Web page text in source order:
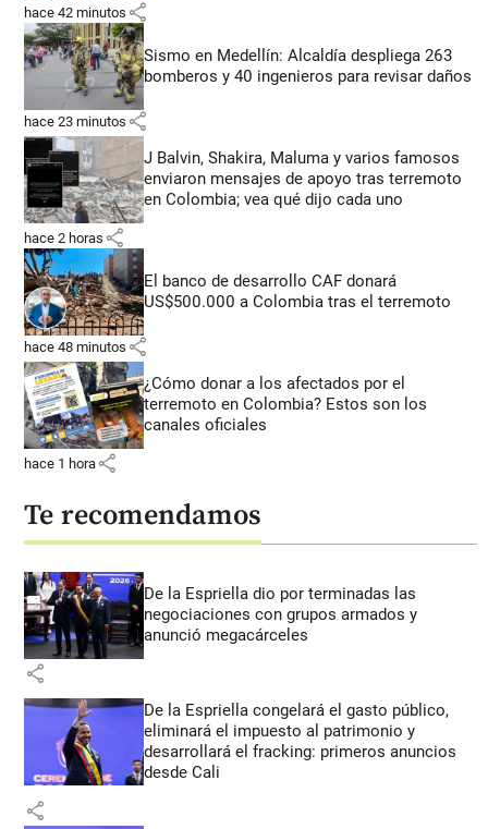
hace 42 minutos share
Sismo en Medellín: Alcaldía despliega 263
bomberos y 40 ingenieros para revisar daños
hace 23 minutos share
J Balvin, Shakira, Maluma y varios famosos
enviaron mensajes de apoyo tras terremoto
en Colombia; vea qué dijo cada uno
hace 2 horas share
El banco de desarrollo CAF donará
US$500.000 a Colombia tras el terremoto
hace 48 minutos share
¿Cómo donar a los afectados por el
terremoto en Colombia? Estos son los
canales oficiales
hace 1 hora share
Te recomendamos
De la Espriella dio por terminadas las
negociaciones con grupos armados y
anunció megacárceles
share
De la Espriella congelará el gasto público,
eliminará el impuesto al patrimonio y
desarrollará el fracking: primeros anuncios
desde Cali
share